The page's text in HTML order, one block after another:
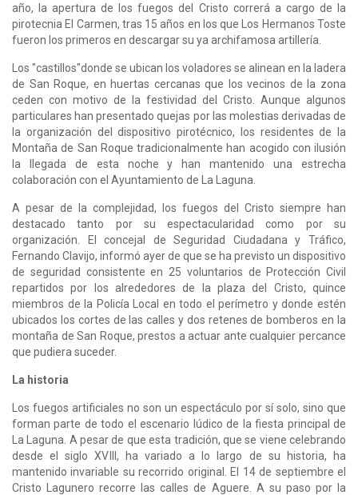
año, la apertura de los fuegos del Cristo correrá a cargo de la
pirotecnia El Carmen, tras 15 años en los que Los Hermanos Toste
fueron los primeros en descargar su ya archifamosa artillería.
Los "castillos"donde se ubican los voladores se alinean en la ladera
de San Roque, en huertas cercanas que los vecinos de la zona
ceden con motivo de la festividad del Cristo. Aunque algunos
particulares han presentado quejas por las molestias derivadas de
la organización del dispositivo pirotécnico, los residentes de la
Montaña de San Roque tradicionalmente han acogido con ilusión
la llegada de esta noche y han mantenido una estrecha
colaboración con el Ayuntamiento de La Laguna.
A pesar de la complejidad, los fuegos del Cristo siempre han
destacado tanto por su espectacularidad como por su
organización. El concejal de Seguridad Ciudadana y Tráfico,
Fernando Clavijo, informó ayer de que se ha previsto un dispositivo
de seguridad consistente en 25 voluntarios de Protección Civil
repartidos por los alrededores de la plaza del Cristo, quince
miembros de la Policía Local en todo el perímetro y donde estén
ubicados los cortes de las calles y dos retenes de bomberos en la
montaña de San Roque, prestos a actuar ante cualquier percance
que pudiera suceder.
La historia
Los fuegos artificiales no son un espectáculo por sí solo, sino que
forman parte de todo el escenario lúdico de la fiesta principal de
La Laguna. A pesar de que esta tradición, que se viene celebrando
desde el siglo XVIII, ha variado a lo largo de su historia, ha
mantenido invariable su recorrido original. El 14 de septiembre el
Cristo Lagunero recorre las calles de Aguere. A su paso por la